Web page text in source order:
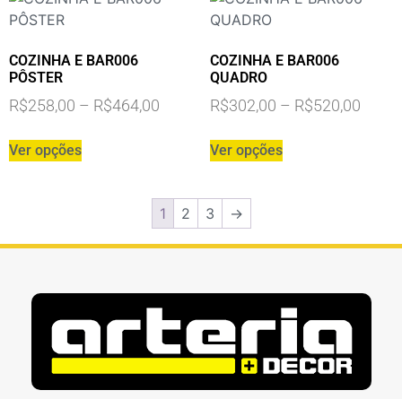
COZINHA E BAR006
PÔSTER
R$258,00 – R$464,00
Ver opções
COZINHA E BAR006
QUADRO
R$302,00 – R$520,00
Ver opções
1 2 3 →